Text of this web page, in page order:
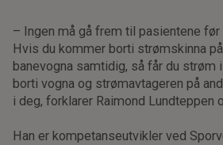
– Ingen må gå frem til pasientene
Hvis du kommer borti strømskinna
banevogna samtidig, så får du strøm
borti vogna og strømavtageren på
i deg, forklarer Raimond Lundteppen
Han er kompetanseutvikler ved